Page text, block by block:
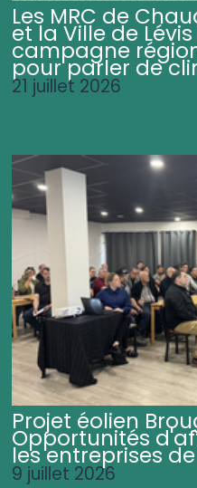
Les MRC de
et la Ville de
campagne
pour parler de
21 juillet 2026
Projet éolien
Opportunités
les entreprises
9 juillet 2026